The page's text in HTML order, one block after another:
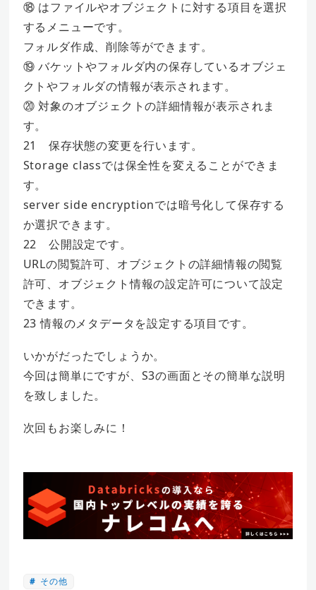
⑱ はファイルやオブジェクトに対する項目を選択
するメニューです。
フォルダ作成、削除等ができます。
⑲ バケットやフォルダ内の保存しているオブジェ
クトやフォルダの情報が表示されます。
⑳ 対象のオブジェクトの詳細情報が表示されま
す。
21 保存状態の変更を行います。
Storage classでは保全性を変えることができま
す。
server side encryptionでは暗号化して保存する
か選択できます。
22 公開設定です。
URLの閲覧許可、オブジェクトの詳細情報の閲覧
許可、オブジェクト情報の設定許可について設定
できます。
23 情報のメタデータを設定する項目です。
いかがだったでしょうか。
今回は簡単にですが、S3の画面とその簡単な説明
を致しました。
次回もお楽しみに！
その他